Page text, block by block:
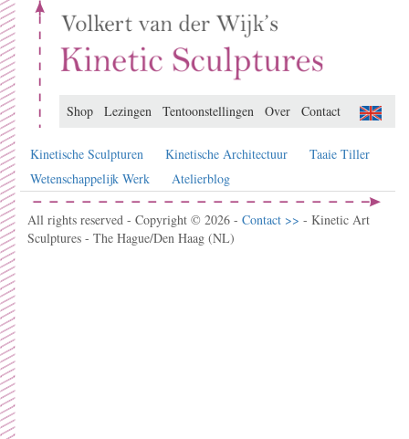
Shop Lezingen Tentoonstellingen Over Contact
Kinetische Sculpturen Kinetische Architectuur
Taaie Tiller
Wetenschappelijk Werk
Atelierblog
All rights reserved - Copyright © 2026 - Contact >> - Kinetic Art
Sculptures - The Hague/Den Haag (NL)